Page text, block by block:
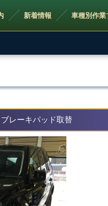
新着情報 車種別作業
レーキパッド取替